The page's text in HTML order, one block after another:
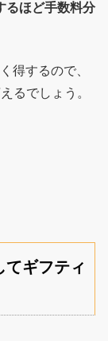
るほど手数料分
得するので、
るでしょう。
ギフティ